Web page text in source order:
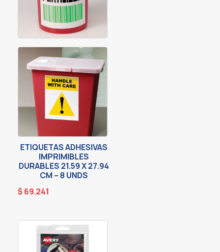
ETIQUETAS ADHESIVAS
IMPRIMIBLES
DURABLES 21.59 X 27.94
CM – 8 UNDS
$ 69.241